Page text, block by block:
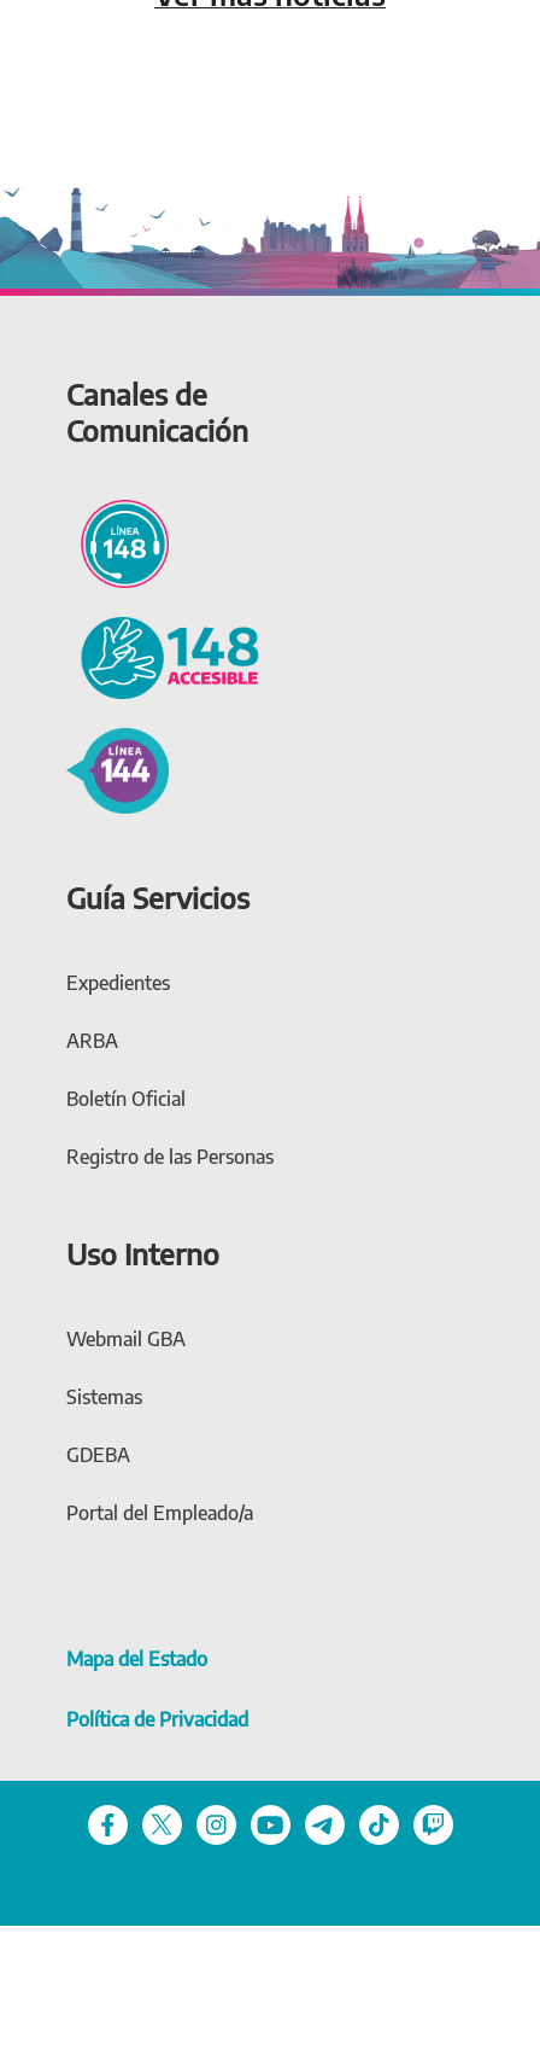
Canales de
Comunicación
Guía Servicios
Expedientes
ARBA
Boletín Oficial
Registro de las Personas
Uso Interno
Webmail GBA
Sistemas
GDEBA
Portal del Empleado/a
Mapa del Estado
Política de Privacidad